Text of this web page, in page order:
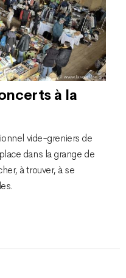
à la
vide-greniers de
dans la grange de
à trouver, à se